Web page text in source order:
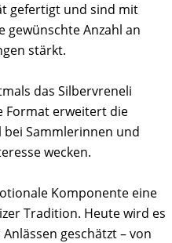
gefertigt und sind mit
gewünschte Anzahl an
stärkt.
das Silbervreneli
Format erweitert die
Sammlerinnen und
wecken.
Komponente eine
Tradition. Heute wird es
geschätzt – von